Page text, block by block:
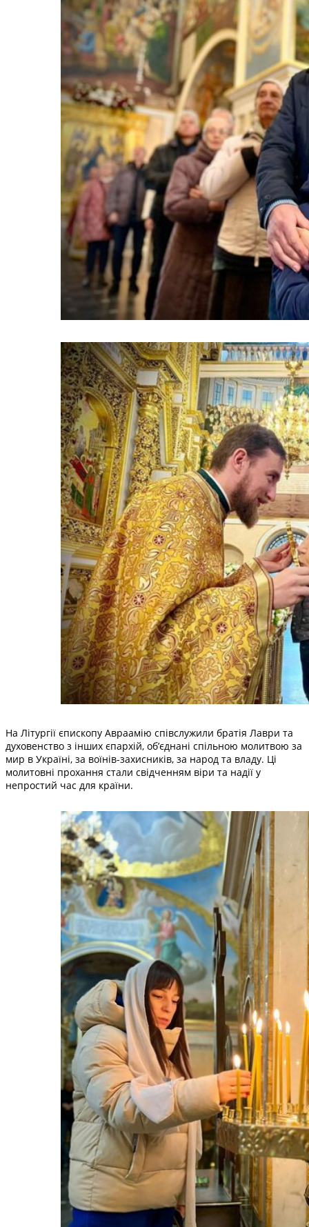
На Літургії єпископу Авраамію співслужили братія Лаври та
духовенство з інших єпархій, об’єднані спільною молитвою за
мир в Україні, за воїнів-захисників, за народ та владу. Ці
молитовні прохання стали свідченням віри та надії у
непростий час для країни.